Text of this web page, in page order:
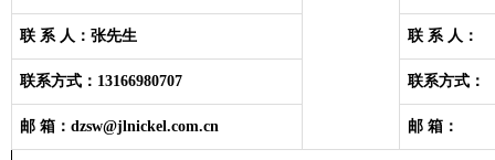
联 系 人：张先生 联 系 人：
联系方式： 13166980707 联系方式：
邮 箱：dzsw@jlnickel.com.cn 邮 箱：